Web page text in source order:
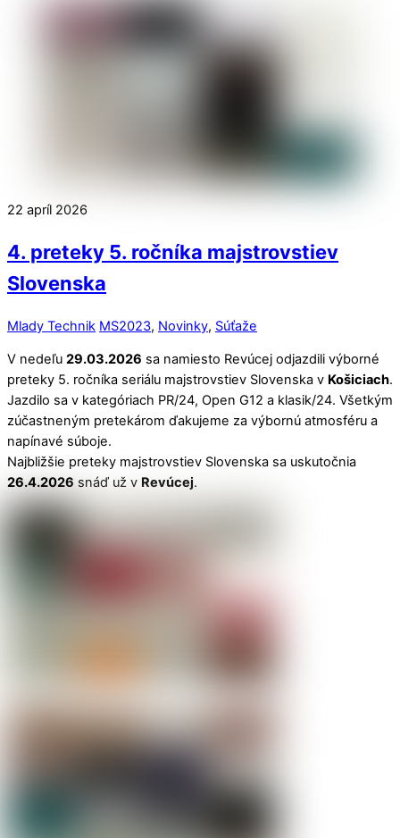
22 apríl 2026
4. preteky 5. ročníka majstrovstiev
Slovenska
Mlady Technik MS2023, Novinky, Súťaže
V nedeľu 29.03.2026 sa namiesto Revúcej odjazdili výborné
preteky 5. ročníka seriálu majstrovstiev Slovenska v Košiciach.
Jazdilo sa v kategóriach PR/24, Open G12 a klasik/24. Všetkým
zúčastneným pretekárom ďakujeme za výbornú atmosféru a
napínavé súboje.
Najbližšie preteky majstrovstiev Slovenska sa uskutočnia
26.4.2026 snáď už v Revúcej.